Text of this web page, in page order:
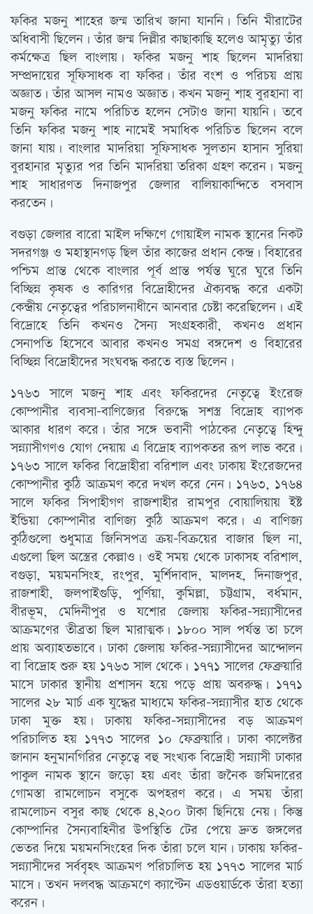
ফকির মজনু শাহের জন্ম তারিখ জানা যাননি। তিনি মীরাটের
অধিবাসী ছিলেন। তাঁর জন্ম দিল্লীর কাছাকাছি হলেও আমৃত্যু তাঁর
কর্মক্ষেত্র ছিল বাংলায়। ফকির মজনু শাহ ছিলেন মাদরিয়া
সম্প্রদায়ের সূফিসাধক বা ফকির। তাঁর বংশ ও পরিচয় প্রায়
অজ্ঞাত। তাঁর আসল নামও অজ্ঞাত। কখন মজনু শাহ বুরহানা বা
মজনু ফকির নামে পরিচিত হলেন সেটাও জানা যায়নি। তবে
তিনি ফকির মজনু শাহ নামেই সমাধিক পরিচিত ছিলেন বলে
জানা যায়। বাংলার মাদরিয়া সূফিসাধক সুলতান হাসান সুরিয়া
বুরহানার মৃত্যুর পর তিনি মাদরিয়া তরিকা গ্রহণ করেন। মজনু
শাহ সাধারণত দিনাজপুর জেলার বালিয়াকান্দিতে বসবাস
করতেন।
বগুড়া জেলার বারো মাইল দক্ষিণে গোয়াইল নামক স্থানের নিকট
সদরগঞ্জ ও মহাস্থানগড় ছিল তাঁর কাজের প্রধান কেন্দ্র। বিহারের
পশ্চিম প্রান্ত থেকে বাংলার পূর্ব প্রান্ত পর্যন্ত ঘুরে ঘুরে তিনি
বিচ্ছিন্ন কৃষক ও কারিগর বিদ্রোহীদের ঐক্যবদ্ধ করে একটা
কেন্দ্রীয় নেতৃত্বের পরিচালনাধীনে আনবার চেষ্টা করেছিলেন। এই
বিদ্রোহে তিনি কখনও সৈন্য সংগ্রহকারী, কখনও প্রধান
সেনাপতি হিসেবে আবার কখনও সমগ্র বঙ্গদেশ ও বিহারের
বিচ্ছিন্ন বিদ্রোহীদের সংঘবদ্ধ করতে ব্যস্ত ছিলেন।
১৭৬৩ সালে মজনু শাহ এবং ফকিরদের নেতৃত্বে ইংরেজ
কোম্পানীর ব্যবসা-বাণিজ্যের বিরুদ্ধে সশস্ত্র বিদ্রোহ ব্যাপক
আকার ধারণ করে। তাঁর সঙ্গে ভবানী পাঠকের নেতৃত্বে হিন্দু
সন্ন্যাসীগণও যোগ দেয়ায় এ বিদ্রোহ ব্যাপকতর রূপ লাভ করে।
১৭৬৩ সালে ফকির বিদ্রোহীরা বরিশাল এবং ঢাকায় ইংরেজদের
কোম্পানীর কুঠি আক্রমণ করে দখল করে নেন। ১৭৬৩, ১৭৬৪
সালে ফকির সিপাহীগণ রাজশাহীর রামপুর বোয়ালিয়ায় ইষ্ট
ইন্ডিয়া কোম্পানীর বাণিজ্য কুঠি আক্রমণ করে। এ বাণিজ্য
কুঠিগুলো শুধুমাত্র জিনিসপত্র ক্রয়-বিক্রয়ের বাজার ছিল না,
এগুলো ছিল অস্ত্রের কেল্লাও। ওই সময় থেকে ঢাকাসহ বরিশাল,
বগুড়া, ময়মনসিংহ, রংপুর, মুর্শিদাবাদ, মালদহ, দিনাজপুর,
রাজশাহী, জলপাইগুড়ি, পুর্ণিয়া, কুমিল্লা, চট্টগ্রাম, বর্ধমান,
বীরভূম, মেদিনীপুর ও যশোর জেলায় ফকির-সন্ন্যাসীদের
আক্রমণের তীব্রতা ছিল মারাত্মক। ১৮০০ সাল পর্যন্ত তা চলে
প্রায় অব্যাহতভাবে। ঢাকা জেলায় ফকির-সন্ন্যাসীদের আন্দোলন
বা বিদ্রোহ শুরু হয় ১৭৬৩ সাল থেকে। ১৭৭১ সালের ফেব্রুয়ারি
মাসে ঢাকার স্থানীয় প্রশাসন হয়ে পড়ে প্রায় অবরুদ্ধ। ১৭৭১
সালের ২৮ মার্চ এক যুদ্ধের মাধ্যমে ফকির-সন্ন্যাসীর হাত থেকে
ঢাকা মুক্ত হয়। ঢাকায় ফকির-সন্ন্যাসীদের বড় আক্রমণ
পরিচালিত হয় ১৭৭৩ সালের ১০ ফেব্রুয়ারি। ঢাকা কালেক্টর
জানান হনুমানগিরির নেতৃত্বে বহু সংখ্যক বিদ্রোহী সন্ন্যাসী ঢাকার
পাকুল নামক স্থানে জড়ো হয় এবং তাঁরা জনৈক জমিদারের
গোমস্তা রামলোচন বসুকে অপহরণ করে। এ সময় তাঁরা
রামলোচন বসুর কাছ থেকে ৪,২০০ টাকা ছিনিয়ে নেয়। কিন্তু
কোম্পানির সৈন্যবাহিনীর উপস্থিতি টের পেয়ে দ্রুত জঙ্গলের
ভেতর দিয়ে ময়মনসিংহের দিক তাঁরা চলে যান। ঢাকায় ফকির-
সন্ন্যাসীদের সর্ববৃহৎ আক্রমণ পরিচালিত হয় ১৭৭৩ সালের মার্চ
মাসে। তখন দলবদ্ধ আক্রমণে ক্যাপ্টেন এডওয়ার্ডকে তাঁরা হত্যা
করেন।